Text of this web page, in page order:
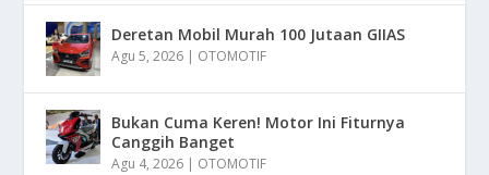
Deretan Mobil Murah 100 Jutaan GIIAS
Agu 5, 2026 | OTOMOTIF
Bukan Cuma Keren! Motor Ini Fiturnya
Canggih Banget
Agu 4, 2026 | OTOMOTIF